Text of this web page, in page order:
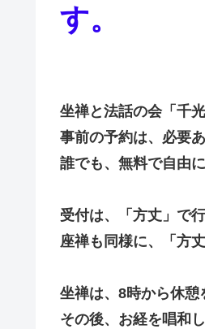
す。
坐禅と法話の会「千
事前の予約は、必要あ
誰でも、無料で自由
受付は、「方丈」で
座禅も同様に、「方
坐禅は、8時から休憩
その後、お経を唱和